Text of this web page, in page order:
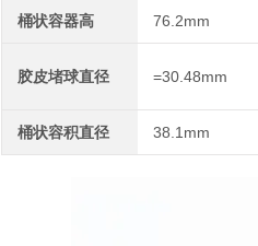
桶状容器高 76.2mm
胶皮堵球直径 =30.48mm
桶状容积直径 38.1mm